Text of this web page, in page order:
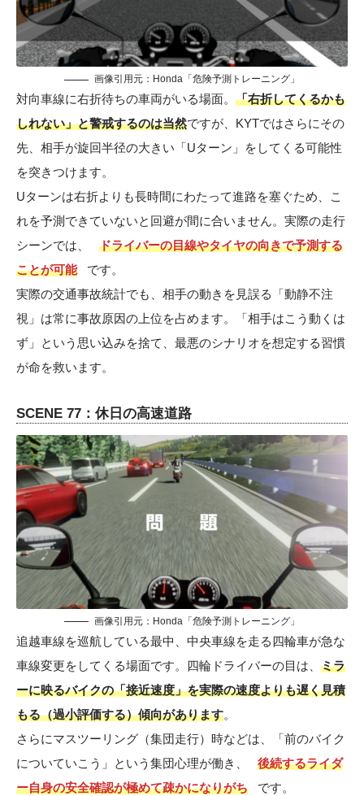
画像引用元：Honda「危険予測トレーニング」
対向車線に右折待ちの車両がいる場面。 「右折してくるかも
しれない」と警戒するのは当然ですが、KYTではさらにその
先、相手が旋回半径の大きい「Uターン」をしてくる可能性
を突きつけます。
Uターンは右折よりも長時間にわたって進路を塞ぐため、こ
れを予測できていないと回避が間に合いません。実際の走行
シーンでは、
ドライバーの目線やタイヤの向きで予測する
ことが可能
です。
実際の交通事故統計でも、相手の動きを見誤る「動静不注
視」は常に事故原因の上位を占めます。「相手はこう動くは
ず」という思い込みを捨て、最悪のシナリオを想定する習慣
が命を救います。
SCENE 77：休日の高速道路
画像引用元：Honda「危険予測トレーニング」
追越車線を巡航している最中、中央車線を走る四輪車が急な
車線変更をしてくる場面です。四輪ドライバーの目は、 ミラ
ーに映るバイクの「接近速度」を実際の速度よりも遅く見積
もる（過小評価する）傾向があります。
さらにマスツーリング（集団走行）時などは、「前のバイク
についていこう」という集団心理が働き、
後続するライダ
ー自身の安全確認が極めて疎かになりがち
です。